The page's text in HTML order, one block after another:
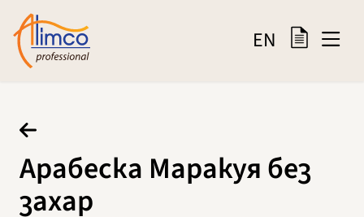
EN
Арабеска Маракуя без
захар